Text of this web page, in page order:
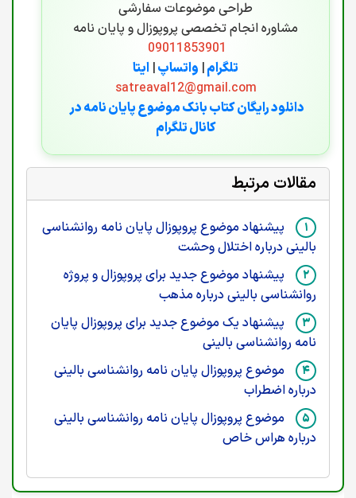
طراحی موضوعات سفارشی
مشاوره انجام تخصصی پروپوزال و پایان نامه
09011853901
تلگرام| واتساپ| ایتا
satreaval12@gmail.com
دانلود رایگان کتاب بانک موضوع پایان نامه در
کانال تلگرام
مقالات مرتبط
پیشنهاد موضوع پروپوزال پایان نامه روانشناسی
بالینی درباره اختلال وحشت
پیشنهاد موضوع جدید برای پروپوزال و پروژه
روانشناسی بالینی درباره مذهب
پیشنهاد یک موضوع جدید برای پروپوزال پایان
نامه روانشناسی بالینی
موضوع پروپوزال پایان نامه روانشناسی بالینی
درباره اضطراب
موضوع پروپوزال پایان نامه روانشناسی بالینی
درباره هراس خاص